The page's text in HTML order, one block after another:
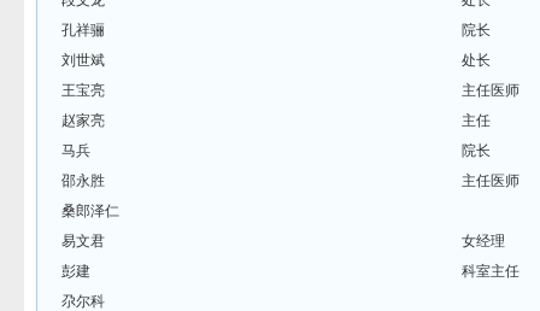
孔祥骊
院长
刘世斌
处长
王宝亮
主任医师
赵家亮
主任
马兵
院长
邵永胜
主任医师
桑郎泽仁
易文君
女经理
彭建
科室主任
尕尔科